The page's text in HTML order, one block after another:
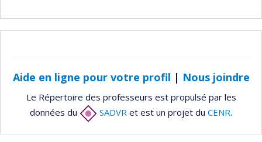
Aide en ligne pour votre profil | Nous joindre
Le Répertoire des professeurs est propulsé par les
données du
SADVR et est un projet du CENR.